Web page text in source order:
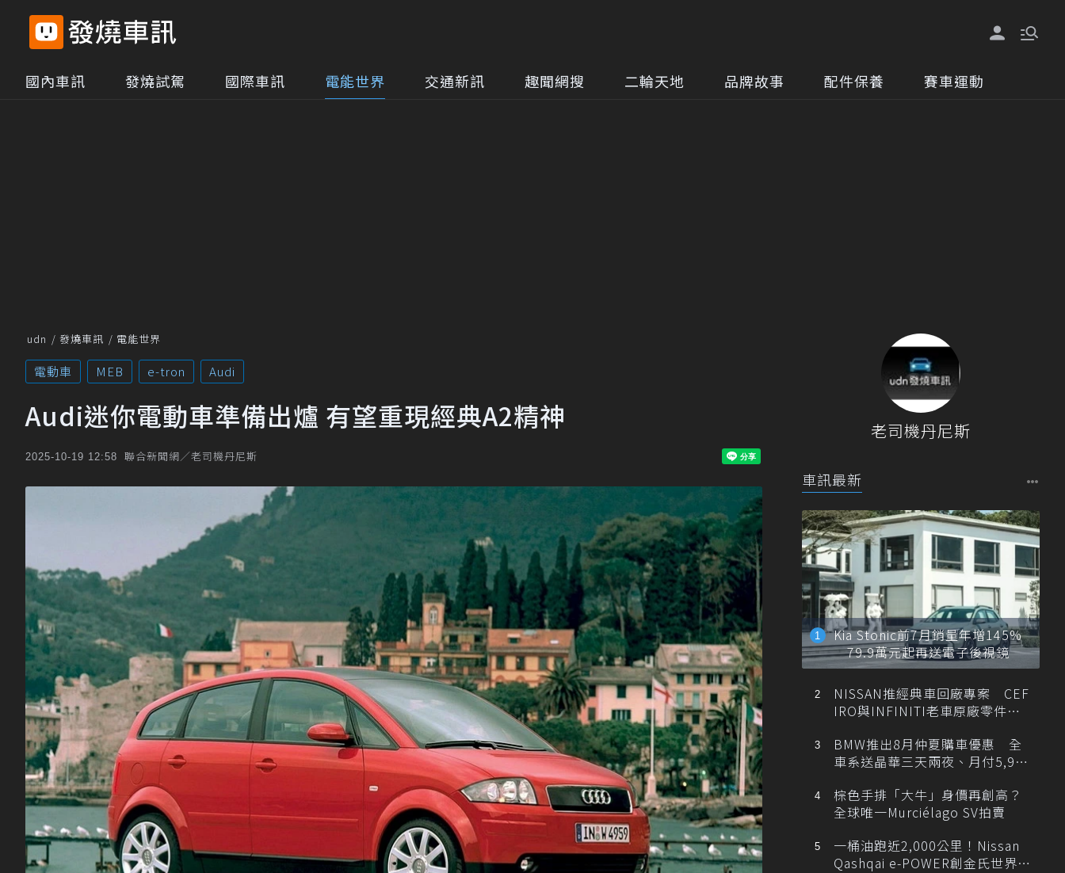
國內車訊 發燒試駕 國際車訊 電能世界 交通新訊 趣聞網搜 二輪天地 品牌故事 配件保養 賽車運動
udn 發燒車訊 電能世界
電動車 MEB e-tron Audi
Audi迷你電動車準備出爐 有望重現經典A2精神
2025-10-19 12:58 聯合新聞網／老司機丹尼斯
老司機丹尼斯
車訊最新
Kia Stonic前7月銷量年增145%
79.9萬元起再送電子後視鏡
NISSAN推經典車回廠專案 CEF
IRO與INFINITI老車原廠零件最
BMW推出8月仲夏購車優惠 全
車系送晶華三天兩夜、月付5,900
棕色手排「大牛」身價再創高？
全球唯一Murciélago SV拍賣
一桶油跑近2,000公里！Nissan
Qashqai e-POWER創金氏世界紀